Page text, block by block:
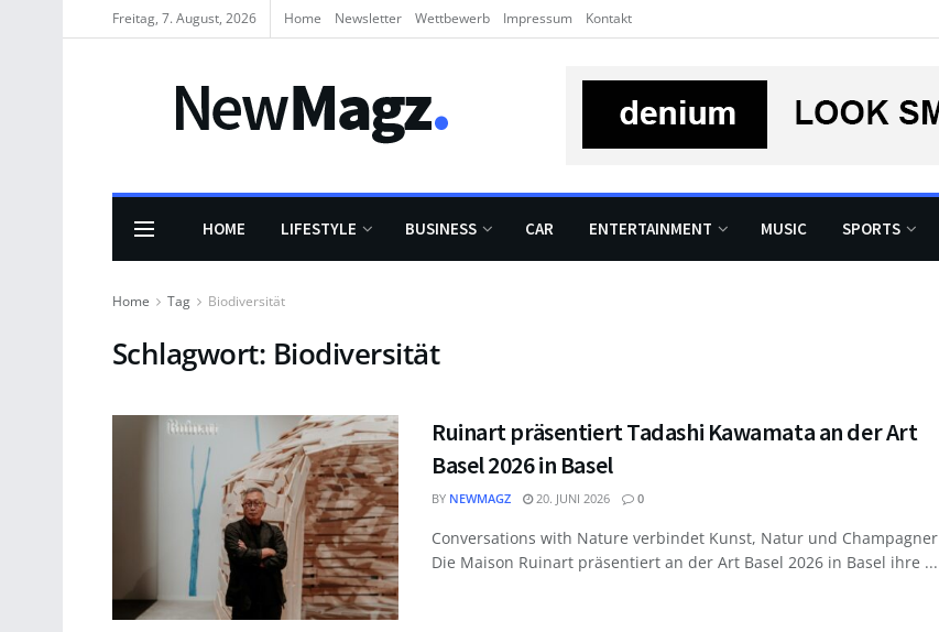
Freitag, 7. August, 2026 Home Newsletter Wettbewerb Impressum Kontakt
HOME LIFESTYLE BUSINESS CAR ENTERTAINMENT MUSIC SPORTS
Home Tag Biodiversität
Schlagwort: Biodiversität
Ruinart präsentiert Tadashi Kawamata an der Art
Basel 2026 in Basel
BY NEWMAGZ 20. JUNI 2026 0
Conversations with Nature verbindet Kunst, Natur und Champagner
Die Maison Ruinart präsentiert an der Art Basel 2026 in Basel ihre ...